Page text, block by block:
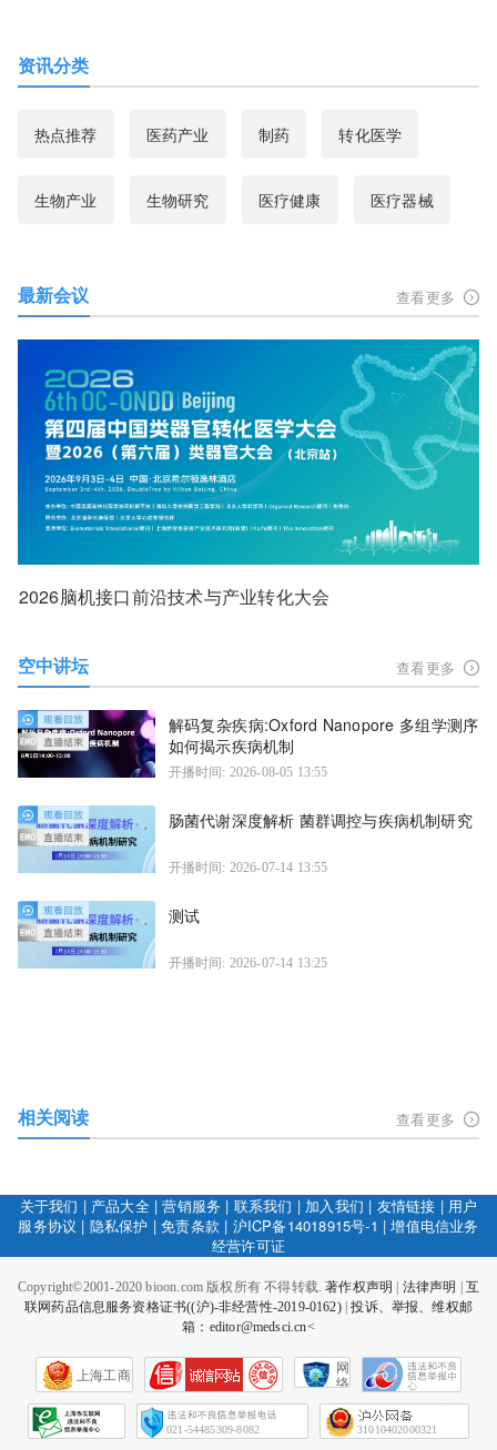
资讯分类
热点推荐 医药产业 制药 转化医学
生物产业 生物研究 医疗健康 医疗器械
最新会议 查看更多
2026脑机接口前沿技术与产业转化大会
空中讲坛 查看更多
解码复杂疾病:Oxford Nanopore 多组学测序
如何揭示疾病机制
开播时间: 2026-08-05 13:55
肠菌代谢深度解析 菌群调控与疾病机制研究
开播时间: 2026-07-14 13:55
测试
开播时间: 2026-07-14 13:25
相关阅读 查看更多
关于我们 | 产品大全|营销服务 | 联系我们 | 加入我们 | 友情链接 | 用户
服务协议 | 隐私保护 |免责条款 | 沪ICP备14018915号-1 |增值电信业务
经营许可证
Copyright©2001-2020 bioon.com 版权所有 不得转载.著作权声明 法律声明
互
联网药品信息服务资格证书((沪)-非经营性-2019-0162)|投诉、举报、维权邮
箱：editor@medsci.cn<
上海工商
网
络
会
征
021-54485309-8082 31010402000321